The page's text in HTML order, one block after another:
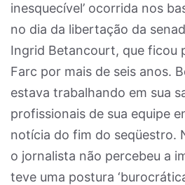
inesquecível’ ocorrida nos
no dia da libertação da
Ingrid Betancourt, que ficou
Farc por mais de seis anos.
estava trabalhando em sua
profissionais de sua equipe
notícia do fim do seqüestro.
o jornalista não percebeu a
teve uma postura